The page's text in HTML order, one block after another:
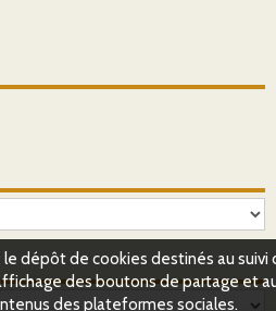
dépôt de cookies destinés au suivi
des boutons de partage et
des plateformes sociales.